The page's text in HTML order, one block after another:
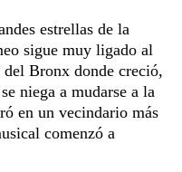
estrellas de la
sigue muy ligado al
Bronx donde creció,
niega a mudarse a la
en un vecindario más
comenzó a